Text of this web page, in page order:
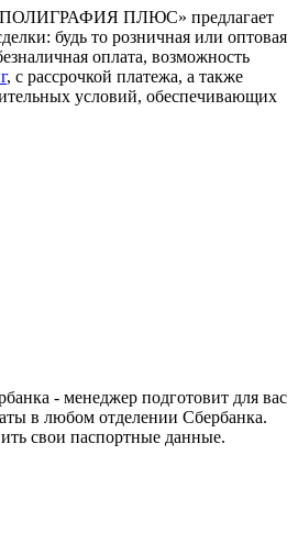
ПЛЮС» предлагает
будь то розничная или оптовая
оплата, возможность
, с рассрочкой платежа, а также
условий, обеспечивающих
- менеджер подготовит для вас
в любом отделении Сбербанка.
свои паспортные данные.